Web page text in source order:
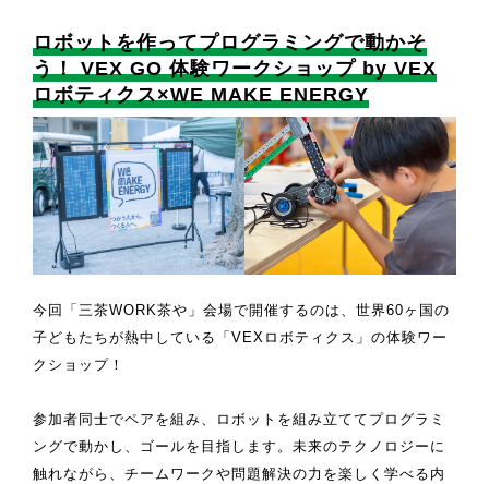
ロボットを作ってプログラミングで動かそ
う！ VEX GO 体験ワークショップ by VEX
ロボティクス×WE MAKE ENERGY
今回「三茶WORK茶や」会場で開催するのは、世界60ヶ国の
子どもたちが熱中している「VEXロボティクス」の体験ワー
クショップ！
参加者同士でペアを組み、ロボットを組み立ててプログラミ
ングで動かし、ゴールを目指します。未来のテクノロジーに
触れながら、チームワークや問題解決の力を楽しく学べる内